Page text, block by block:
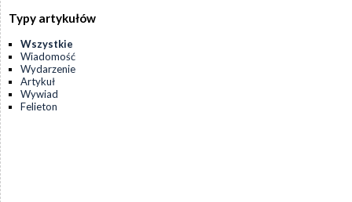
Typy artykułów
Wszystkie
Wiadomość
Wydarzenie
Artykuł
Wywiad
Felieton